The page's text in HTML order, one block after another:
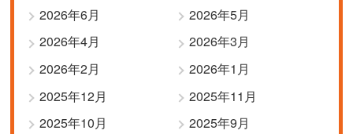
2026年6月
2026年5月
2026年4月
2026年3月
2026年2月
2026年1月
2025年12月
2025年11月
2025年10月
2025年9月